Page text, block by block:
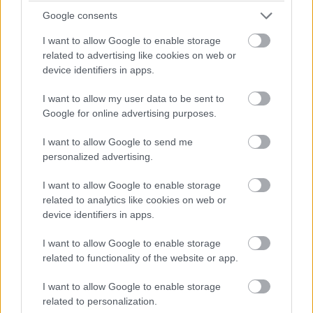
Google consents
I want to allow Google to enable storage
related to advertising like cookies on web or
device identifiers in apps.
I want to allow my user data to be sent to
Google for online advertising purposes.
I want to allow Google to send me
personalized advertising.
I want to allow Google to enable storage
related to analytics like cookies on web or
device identifiers in apps.
I want to allow Google to enable storage
related to functionality of the website or app.
I want to allow Google to enable storage
related to personalization.
100 g nadrobno nakrájanej cibule a vložte do hrnca. K
obsahu nalejte 10 l vody a varte 10 minút. Napokon
preceďte cez sitko. Odvar je účinný aj proti hubovým
ochoreniam.
Ak sa listy paradajok skrútia pozdĺžne smerom k stredovej osi, môže to